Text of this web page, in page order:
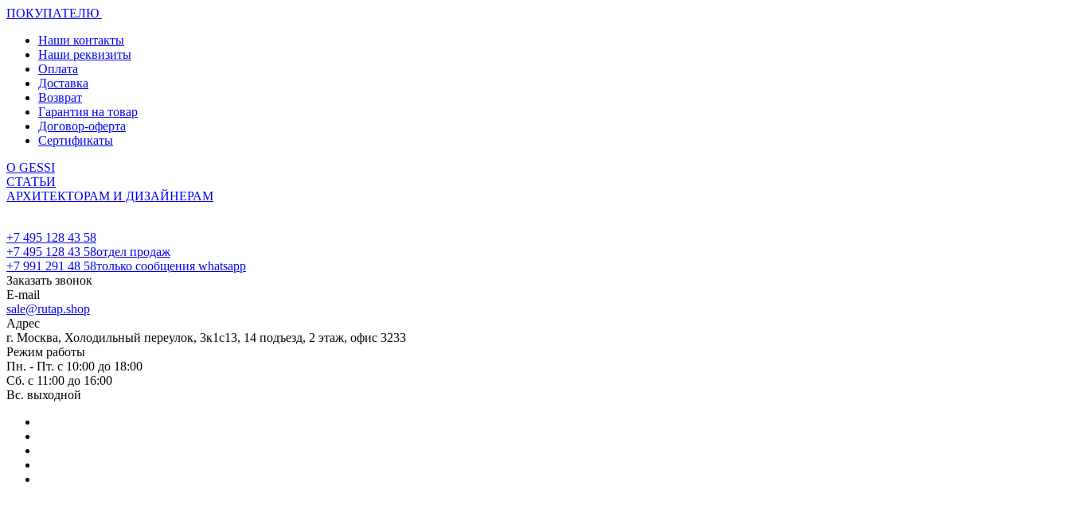
ПОКУПАТЕЛЮ
Наши контакты
Наши реквизиты
Оплата
Доставка
Возврат
Гарантия на товар
Договор-оферта
Сертификаты
О GESSI
СТАТЬИ
АРХИТЕКТОРАМ И ДИЗАЙНЕРАМ
+7 495 128 43 58
+7 495 128 43 58отдел продаж
+7 991 291 48 58только сообщения whatsapp
Заказать звонок
E-mail
sale@rutap.shop
Адрес
г. Москва, Холодильный переулок, 3к1с13, 14 подъезд, 2 этаж, офис 3233
Режим работы
Пн. - Пт. с 10:00 до 18:00
Сб. с 11:00 до 16:00
Вс. выходной